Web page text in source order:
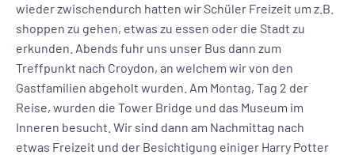
wieder zwischendurch hatten wir Schüler Freizeit um z.B.
shoppen zu gehen, etwas zu essen oder die Stadt zu
erkunden. Abends fuhr uns unser Bus dann zum
Treffpunkt nach Croydon, an welchem wir von den
Gastfamilien abgeholt wurden. Am Montag, Tag 2 der
Reise, wurden die Tower Bridge und das Museum im
Inneren besucht. Wir sind dann am Nachmittag nach
etwas Freizeit und der Besichtigung einiger Harry Potter